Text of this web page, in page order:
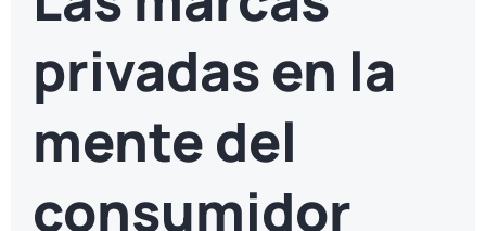
privadas en la
mente del
consumidor